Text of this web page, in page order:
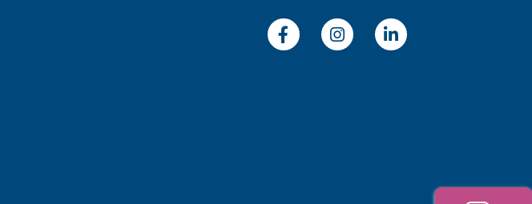
FacebookInstagramLinkedin